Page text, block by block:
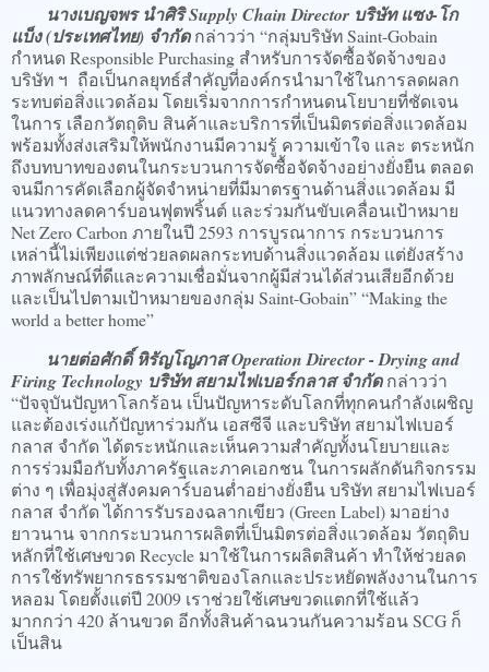
นางเบญจพร นำศิริ Supply Chain Director บริษัท แซง-โก
แบ็ง (ประเทศไทย) จำกัดกล่าวว่า “กลุ่มบริษัท Saint-Gobain
กำหนด Responsible Purchasing สำหรับการจัดซื้อจัดจ้างของ
บริษัท ฯ ถือเป็นกลยุทธ์สำคัญที่องค์กรนำมาใช้ในการลดผลก
ระทบต่อสิ่งแวดล้อม โดยเริ่มจากการกำหนดนโยบายที่ชัดเจน
ในการ เลือกวัตถุดิบ สินค้าและบริการที่เป็นมิตรต่อสิ่งแวดล้อม
พร้อมทั้งส่งเสริมให้พนักงานมีความรู้ ความเข้าใจ และ ตระหนัก
ถึงบทบาทของตนในกระบวนการจัดซื้อจัดจ้างอย่างยั่งยืน ตลอด
จนมีการคัดเลือกผู้จัดจำหน่ายที่มีมาตรฐานด้านสิ่งแวดล้อม มี
แนวทางลดคาร์บอนฟุตพริ้นต์ และร่วมกันขับเคลื่อนเป้าหมาย
Net Zero Carbon ภายในปี 2593 การบูรณาการ กระบวนการ
เหล่านี้ไม่เพียงแต่ช่วยลดผลกระทบด้านสิ่งแวดล้อม แต่ยังสร้าง
ภาพลักษณ์ที่ดีและความเชื่อมั่นจากผู้มีส่วนได้ส่วนเสียอีกด้วย
และเป็นไปตามเป้าหมายของกลุ่ม Saint-Gobain” “Making the
world a better home”
นายต่อศักดิ์ หิรัญโญภาส Operation Director - Drying and
Firing Technology บริษัท สยามไฟเบอร์กลาส จำกัดกล่าวว่า
“ปัจจุบันปัญหาโลกร้อน เป็นปัญหาระดับโลกที่ทุกคนกำลังเผชิญ
และต้องเร่งแก้ปัญหาร่วมกัน เอสซีจี และบริษัท สยามไฟเบอร์
กลาส จำกัด ได้ตระหนักและเห็นความสำคัญทั้งนโยบายและ
การร่วมมือกับทั้งภาครัฐและภาคเอกชน ในการผลักดันกิจกรรม
ต่าง ๆ เพื่อมุ่งสู่สังคมคาร์บอนต่ำอย่างยั่งยืน บริษัท สยามไฟเบอร์
กลาส จำกัด ได้การรับรองฉลากเขียว (Green Label) มาอย่าง
ยาวนาน จากกระบวนการผลิตที่เป็นมิตรต่อสิ่งแวดล้อม วัตถุดิบ
หลักที่ใช้เศษขวด Recycle มาใช้ในการผลิตสินค้า ทำให้ช่วยลด
การใช้ทรัพยากรธรรมชาติของโลกและประหยัดพลังงานในการ
หลอม โดยตั้งแต่ปี 2009 เราช่วยใช้เศษขวดแตกที่ใช้แล้ว
มากกว่า 420 ล้านขวด อีกทั้งสินค้าฉนวนกันความร้อน SCG ก็
เป็นสิน